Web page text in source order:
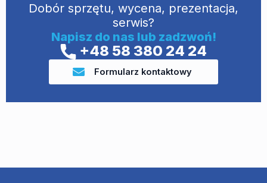
Dobór sprzętu, wycena, prezentacja,
serwis?
Napisz do nas lub zadzwoń!
+48 58 380 24 24
Formularz kontaktowy